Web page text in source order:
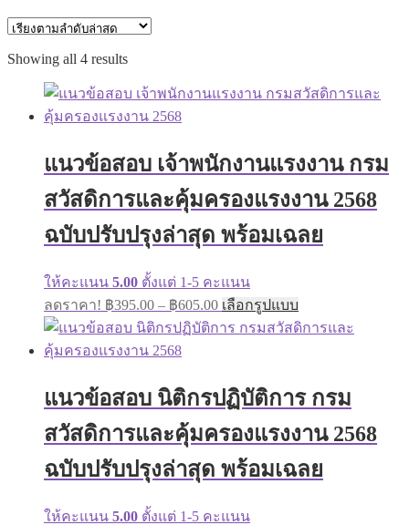
Showing all 4 resultsSorted
latest
แนวข้อสอบ เจ้าพนักงานแรงงาน กรม
สวัสดิการและคุ้มครองแรงงาน 2568
ฉบับปรับปรุงล่าสุด พร้อมเฉลย
ให้คะแนน 5.00 ตั้งแต่ 1-5 คะแนน
ลดราคา! ฿395.00 – ฿605.00Price
range:
฿395.00
เลือกรูปแบบ
product
has
options
be
chosen
on
the
แนวข้อสอบ นิติกรปฏิบัติการ กรม
สวัสดิการและคุ้มครองแรงงาน 2568
ฉบับปรับปรุงล่าสุด พร้อมเฉลย
ให้คะแนน 5.00 ตั้งแต่ 1-5 คะแนน